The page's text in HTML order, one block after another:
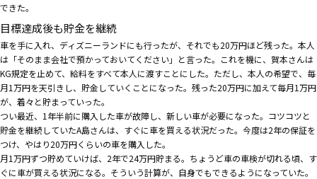
できた。
目標達成後も貯金を継続
車を手に入れ、ディズニーランドにも行ったが、それでも20万円ほど残った。本人
は「そのまま会社で預かっておいてください」と言った。これを機に、賀本さんは
KG規定を止めて、給料をすべて本人に渡すことにした。ただし、本人の希望で、毎
月1万円を天引きし、貯金していくことになった。残った20万円に加えて毎月1万円
が、着々と貯まっていった。
つい最近、1年半前に購入した車が故障し、新しい車が必要になった。コツコツと
貯金を継続していたA島さんは、すぐに車を買える状況だった。今度は2年の保証を
つけ、やはり20万円くらいの車を購入した。
月1万円ずつ貯めていけば、2年で24万円貯まる。ちょうど車の車検が切れる頃、す
ぐに車が買える状況になる。そういう計算が、自身でもできるようになっていた。